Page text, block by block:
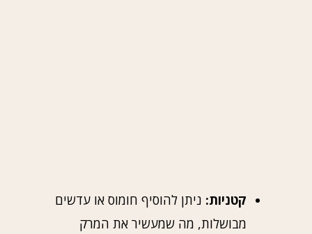
קטניות: ניתן להוסיף חומוס או עדשים
מבושלות, מה שמעשיר את המרק